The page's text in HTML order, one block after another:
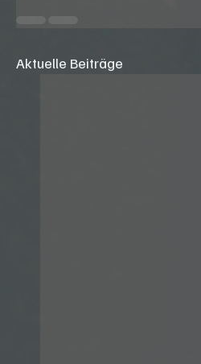
Aktuelle Beiträge